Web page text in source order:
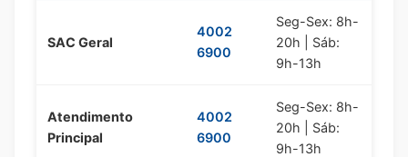
SAC Geral
4002
6900
Seg-Sex: 8h-
20h | Sáb:
9h-13h
Atendimento
Principal
4002
6900
Seg-Sex: 8h-
20h | Sáb:
9h-13h